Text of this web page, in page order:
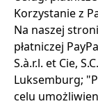
Korzystanie z
Na naszej
płatniczej
S.à.r.l. et Cie,
Luksemburg;
celu